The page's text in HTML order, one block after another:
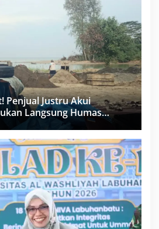
Penjual Justru Akui
Langsung Humas